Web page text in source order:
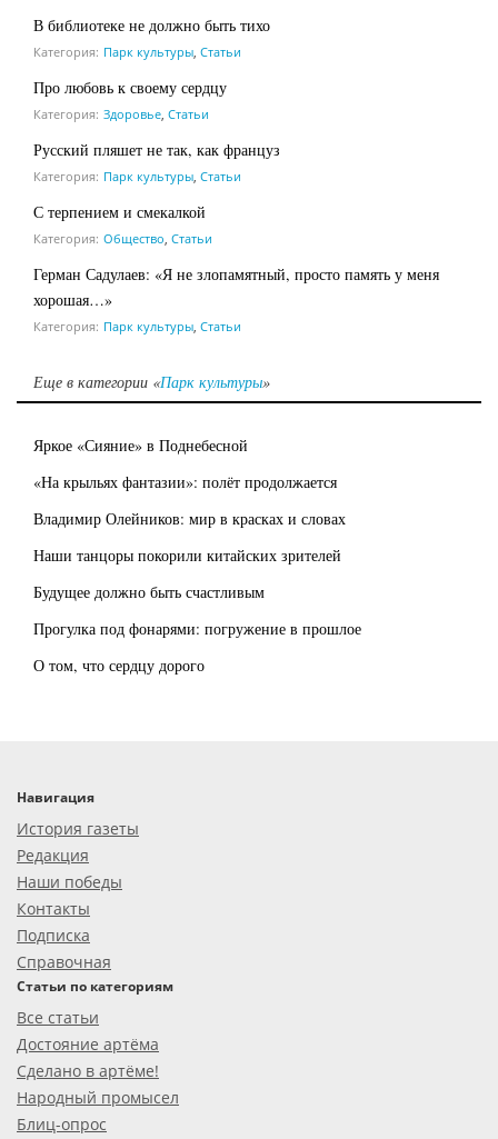
В библиотеке не должно быть тихо
Категория: Парк культуры, Статьи
Про любовь к своему сердцу
Категория: Здоровье, Статьи
Русский пляшет не так, как француз
Категория: Парк культуры, Статьи
С терпением и смекалкой
Категория: Общество, Статьи
Герман Садулаев: «Я не злопамятный, просто память у меня
хорошая…»
Категория: Парк культуры, Статьи
Еще в категории «Парк культуры»
Яркое «Сияние» в Поднебесной
«На крыльях фантазии»: полёт продолжается
Владимир Олейников: мир в красках и словах
Наши танцоры покорили китайских зрителей
Будущее должно быть счастливым
Прогулка под фонарями: погружение в прошлое
О том, что сердцу дорого
Навигация
История газеты
Редакция
Наши победы
Контакты
Подписка
Справочная
Статьи по категориям
Все статьи
Достояние артёма
Сделано в артёме!
Народный промысел
Блиц-опрос